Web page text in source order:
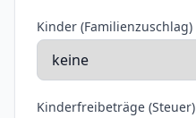
Kinder (Familienzuschlag)
Kinderfreibeträge (Steuer)